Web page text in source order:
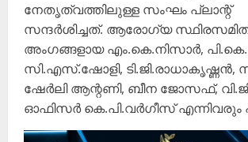
നേതൃത്വത്തിലുള്ള സംഘം പ്ലാന്റ്
സന്ദർശിച്ചത്. ആരോഗ്യ
അംഗങ്ങളായ എം.കെ.നിസാർ,
സി.എസ്.ഷോളി, ടി.ജി.രാധാകൃഷ്ണൻ,
ഷേർലി ആന്റണി, ബീന ജോസഫ്,
ഓഫിസർ കെ.പി.വർഗീസ് എന്നിവരും